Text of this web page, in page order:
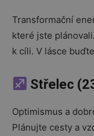
Transformační
které jste
k cíli. V lásce
Střelec
Optimismus a
Plánujte cesty a